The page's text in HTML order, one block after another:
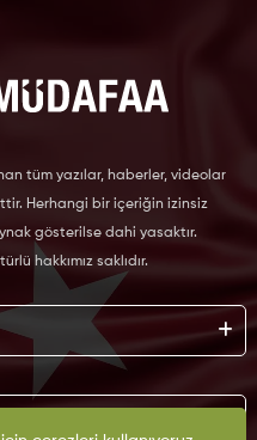
tüm yazılar, haberler, videolar
Herhangi bir içeriğin izinsiz
gösterilse dahi yasaktır.
hakkımız saklıdır.